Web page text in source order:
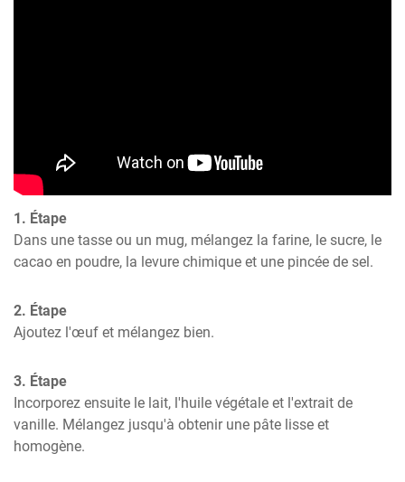
1. Étape
Dans une tasse ou un mug, mélangez la farine, le sucre, le
cacao en poudre, la levure chimique et une pincée de sel.
2. Étape
Ajoutez l'œuf et mélangez bien.
3. Étape
Incorporez ensuite le lait, l'huile végétale et l'extrait de
vanille. Mélangez jusqu'à obtenir une pâte lisse et
homogène.